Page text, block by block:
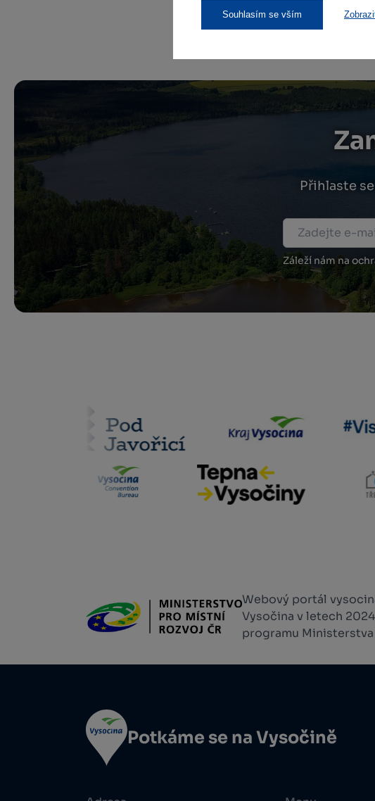
Souhlasím se vším
Přihlaste
Záleží nám na
Webový portál
Vysočina v letech
programu
Potkáme se na Vysočině